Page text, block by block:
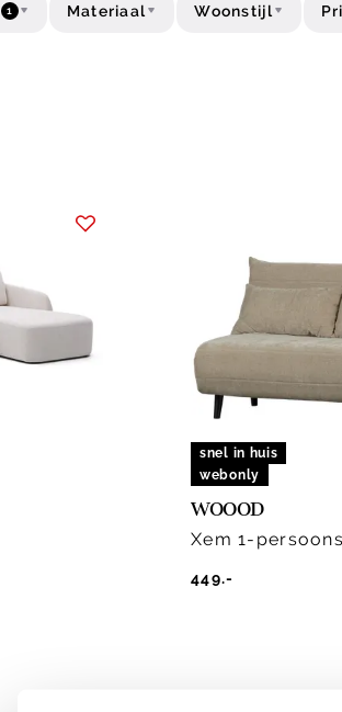
1 Materiaal Woonstijl
snel in huis
webonly
WOOOD
Xem 1-
449.-